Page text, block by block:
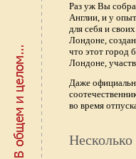
Раз уж Вы
Англии, и у
для себя и
Лондоне,
что этот
Лондоне,
Даже
во время
Несколько